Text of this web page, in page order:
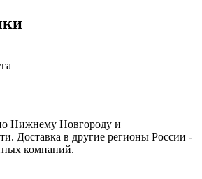
Нижнему Новгороду и
Доставка в другие регионы России -
компаний.